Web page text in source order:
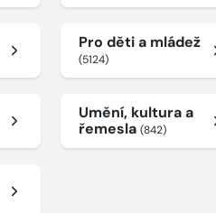
Pro děti a mládež
(5124)
Umění, kultura a
řemesla (842)